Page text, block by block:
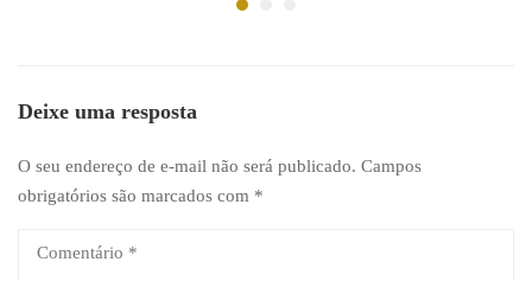
Deixe uma resposta
O seu endereço de e-mail não será publicado. Campos
obrigatórios são marcados com *